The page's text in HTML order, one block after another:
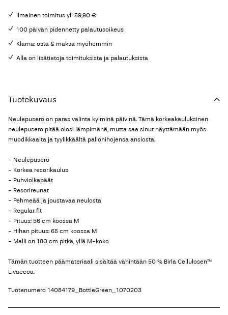
Ilmainen toimitus yli 59,90 €
100 päivän pidennetty palautusoikeus
Klarna: osta & maksa myöhemmin
Alla on lisätietoja toimituksista ja palautuksista
Tuotekuvaus
Neulepusero on paras valinta kylminä päivinä. Tämä korkeakauluksinen
neulepusero pitää olosi lämpimänä, mutta saa sinut näyttämään myös
muodikkaalta ja tyylikkäältä pallohihojensa ansiosta.
- Neulepusero
- Korkea resorikaulus
- Puhviolkapäät
- Resorireunat
- Pehmeää ja joustavaa neulosta
- Regular fit
- Pituus: 56 cm koossa M
- Hihan pituus: 65 cm koossa M
- Malli on 180 cm pitkä, yllä M-koko
Tämän tuotteen päämateriaali sisältää vähintään 50 % Birla Cellulosen™
Livaecoa.
Tuotenumero 14084179_BottleGreen_1070203